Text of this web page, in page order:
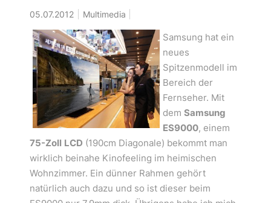
05.07.2012 Multimedia
Samsung hat ein
neues
Spitzenmodell im
Bereich der
Fernseher. Mit
dem Samsung
ES9000, einem
75-Zoll LCD (190cm Diagonale) bekommt man
wirklich beinahe Kinofeeling im heimischen
Wohnzimmer. Ein dünner Rahmen gehört
natürlich auch dazu und so ist dieser beim